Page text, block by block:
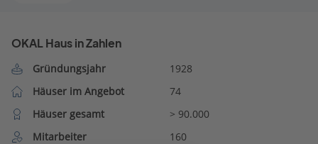
OKAL Haus in Zahlen
Gründungsjahr
1928
Häuser im Angebot
74
Häuser gesamt
> 90.000
Mitarbeiter
160